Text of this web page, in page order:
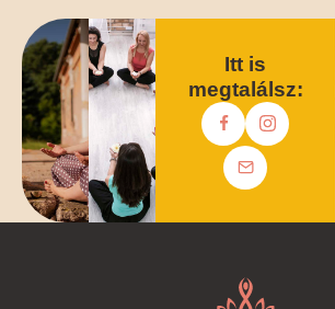
Itt is
megtalálsz: